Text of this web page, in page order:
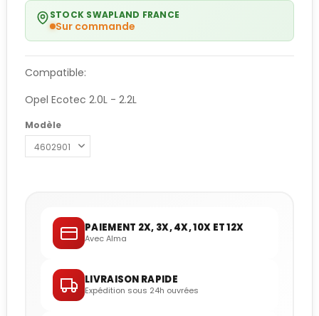
STOCK SWAPLAND FRANCE
Sur commande
Compatible:
Opel Ecotec 2.0L - 2.2L
Modèle
PAIEMENT 2X, 3X, 4X, 10X ET 12X
Avec Alma
LIVRAISON RAPIDE
Expédition sous 24h ouvrées